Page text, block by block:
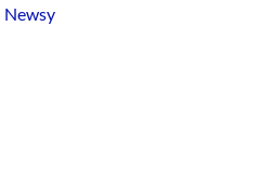
Newsy